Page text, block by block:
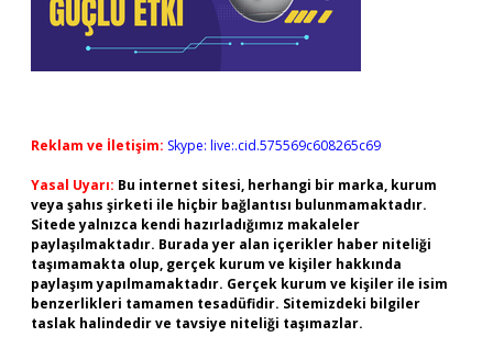
Reklam ve İletişim: Skype: live:.cid.575569c608265c69
Yasal Uyarı: Bu internet sitesi, herhangi bir marka, kurum
veya şahıs şirketi ile hiçbir bağlantısı bulunmamaktadır.
Sitede yalnızca kendi hazırladığımız makaleler
paylaşılmaktadır. Burada yer alan içerikler haber niteliği
taşımamakta olup, gerçek kurum ve kişiler hakkında
paylaşım yapılmamaktadır. Gerçek kurum ve kişiler ile isim
benzerlikleri tamamen tesadüfidir. Sitemizdeki bilgiler
taslak halindedir ve tavsiye niteliği taşımazlar.